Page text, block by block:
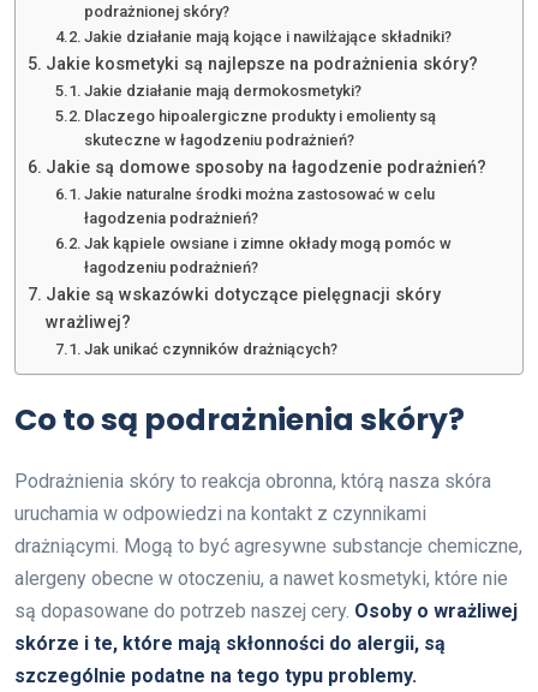
podrażnionej skóry?
Jakie działanie mają kojące i nawilżające składniki?
Jakie kosmetyki są najlepsze na podrażnienia skóry?
Jakie działanie mają dermokosmetyki?
Dlaczego hipoalergiczne produkty i emolienty są
skuteczne w łagodzeniu podrażnień?
Jakie są domowe sposoby na łagodzenie podrażnień?
Jakie naturalne środki można zastosować w celu
łagodzenia podrażnień?
Jak kąpiele owsiane i zimne okłady mogą pomóc w
łagodzeniu podrażnień?
Jakie są wskazówki dotyczące pielęgnacji skóry
wrażliwej?
Jak unikać czynników drażniących?
Co to są podrażnienia skóry?
Podrażnienia skóry to reakcja obronna, którą nasza skóra
uruchamia w odpowiedzi na kontakt z czynnikami
drażniącymi. Mogą to być agresywne substancje chemiczne,
alergeny obecne w otoczeniu, a nawet kosmetyki, które nie
są dopasowane do potrzeb naszej cery. Osoby o wrażliwej
skórze i te, które mają skłonności do alergii, są
szczególnie podatne na tego typu problemy.